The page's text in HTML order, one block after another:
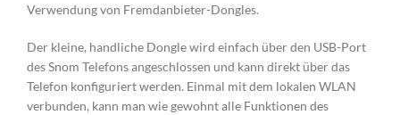
Verwendung von Fremdanbieter-Dongles.
Der kleine, handliche Dongle wird einfach über den USB-Port
des Snom Telefons angeschlossen und kann direkt über das
Telefon konfiguriert werden. Einmal mit dem lokalen WLAN
verbunden, kann man wie gewohnt alle Funktionen des